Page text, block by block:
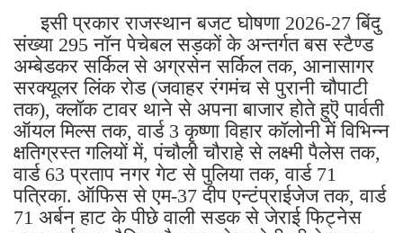
इसी प्रकार राजस्थान बजट घोषणा 2026-27 बिंदु
संख्या 295 नॉन पेचेबल सड़कों के अन्तर्गत बस स्टैण्ड
अम्बेडकर सर्किल से अग्रसेन सर्किल तक, आनासागर
सरक्यूलर लिंक रोड (जवाहर रंगमंच से पुरानी चौपाटी
तक), क्लॉक टावर थाने से अपना बाजार होते हुऎ पार्वती
ऑयल मिल्स तक, वार्ड 3 कृष्णा विहार कॉलोनी में विभिन्न
क्षतिग्रस्त गलियों में, पंचौली चौराहे से लक्ष्मी पैलेस तक,
वार्ड 63 प्रताप नगर गेट से पुलिया तक, वार्ड 71
पत्रिका. ऑफिस से एम-37 दीप एन्टंप्राईजेज तक, वार्ड
71 अर्बन हाट के पीछे वाली सडक से जेराई फिट्नेस